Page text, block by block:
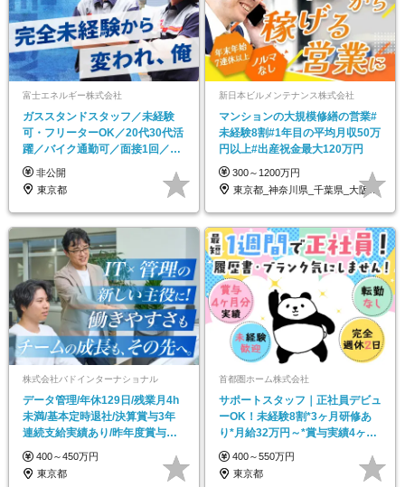
富士エネルギー株式会社
ガススタンドスタッフ／未経験
可・フリーターOK／20代30代活
躍／バイク通勤可／面接1回／髪
色・髪型・ヒゲ自由
非公開
東京都
新日本ビルメンテナンス株式会社
マンションの大規模修繕の営業#
未経験8割#1年目の平均月収50万
円以上#出産祝金最大120万円
300～1200万円
東京都_神奈川県_千葉県_大阪府_愛知県…
株式会社バドインターナショナル
データ管理/年休129日/残業月4h
未満/基本定時退社/決算賞与3年
連続支給実績あり/昨年度賞与平
均8ヵ月支給
400～450万円
東京都
首都圏ホーム株式会社
サポートスタッフ｜正社員デビュ
ーOK！未経験8割*3ヶ月研修あ
り*月給32万円～*賞与実績4ヶ月*
面接1回
400～550万円
東京都